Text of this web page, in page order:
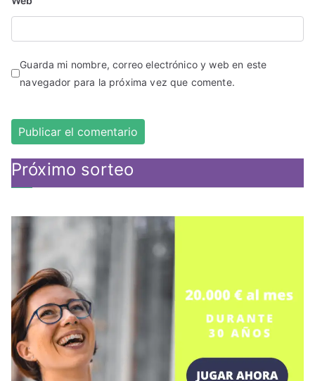
Guarda mi nombre, correo electrónico y web en este
navegador para la próxima vez que comente.
Próximo sorteo